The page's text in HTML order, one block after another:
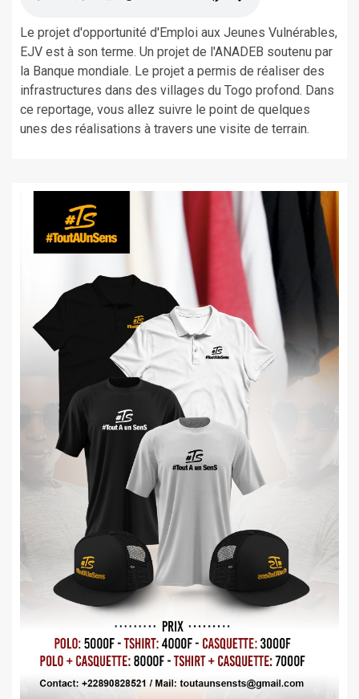
Le projet d'opportunité d'Emploi aux Jeunes Vulnérables,
EJV est à son terme. Un projet de l'ANADEB soutenu par
la Banque mondiale. Le projet a permis de réaliser des
infrastructures dans des villages du Togo profond. Dans
ce reportage, vous allez suivre le point de quelques
unes des réalisations à travers une visite de terrain.